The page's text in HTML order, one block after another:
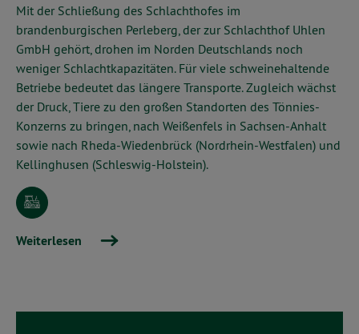
Mit der Schließung des Schlachthofes im
brandenburgischen Perleberg, der zur Schlachthof Uhlen
GmbH gehört, drohen im Norden Deutschlands noch
weniger Schlachtkapazitäten. Für viele schweinehaltende
Betriebe bedeutet das längere Transporte. Zugleich wächst
der Druck, Tiere zu den großen Standorten des Tönnies-
Konzerns zu bringen, nach Weißenfels in Sachsen-Anhalt
sowie nach Rheda-Wiedenbrück (Nordrhein-Westfalen) und
Kellinghusen (Schleswig-Holstein).
Weiterlesen